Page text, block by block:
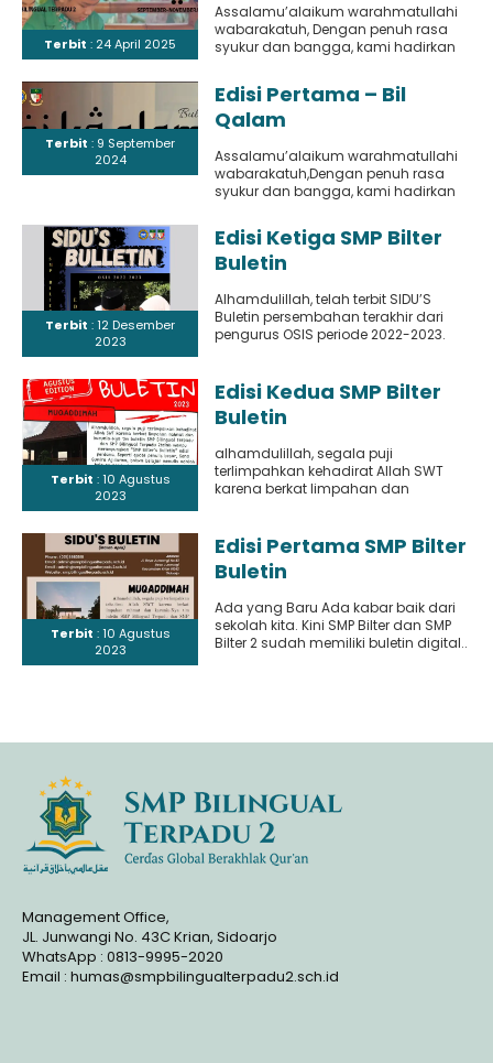
Terbit : 24 April 2025
Assalamu’alaikum warahmatullahi
wabarakatuh, Dengan penuh rasa
syukur dan bangga, kami hadirkan
yang menjadi wadah kreativitas..
Terbit : 9 September
2024
Edisi Pertama – Bil
Qalam
Assalamu’alaikum warahmatullahi
wabarakatuh,Dengan penuh rasa
syukur dan bangga, kami hadirkan
yang menjadi wadah kreatifitas..
Terbit : 12 Desember
2023
Edisi Ketiga SMP Bilter
Buletin
Alhamdulillah, telah terbit SIDU’S
Buletin persembahan terakhir dari
pengurus OSIS periode 2022-2023.
Terbit : 10 Agustus
2023
Edisi Kedua SMP Bilter
Buletin
alhamdulillah, segala puji
terlimpahkan kehadirat Allah SWT
karena berkat limpahan dan
Terbit : 10 Agustus
2023
Edisi Pertama SMP Bilter
Buletin
Ada yang Baru Ada kabar baik dari
sekolah kita. Kini SMP Bilter dan SMP
Bilter 2 sudah memiliki buletin digital..
Management Office,
JL. Junwangi No. 43C Krian, Sidoarjo
WhatsApp : 0813-9995-2020
Email : humas@smpbilingualterpadu2.sch.id